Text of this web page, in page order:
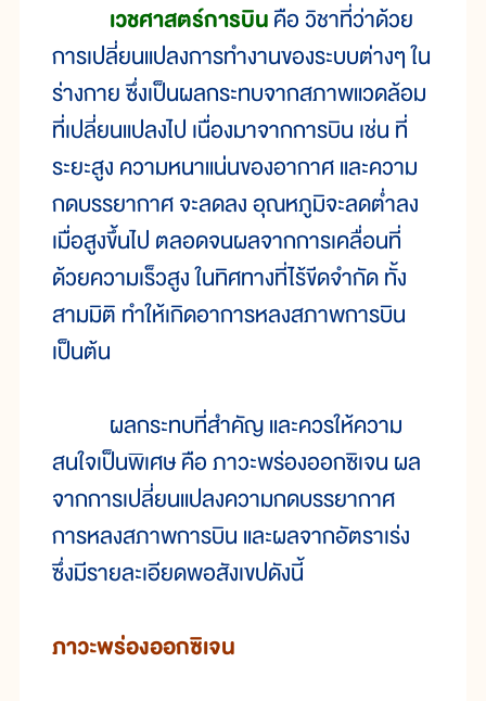
เวชศาสตร์การบินคือ วิชาที่ว่าด้วย
การเปลี่ยนแปลงการทำงานของระบบต่างๆ ใน
ร่างกาย ซึ่งเป็นผลกระทบจากสภาพแวดล้อม
ที่เปลี่ยนแปลงไป เนื่องมาจากการบิน เช่น ที่
ระยะสูง ความหนาแน่นของอากาศ และความ
กดบรรยากาศ จะลดลง อุณหภูมิจะลดต่ำลง
เมื่อสูงขึ้นไป ตลอดจนผลจากการเคลื่อนที่
ด้วยความเร็วสูง ในทิศทางที่ไร้ขีดจำกัด ทั้ง
สามมิติ ทำให้เกิดอาการหลงสภาพการบิน
เป็นต้น
ผลกระทบที่สำคัญ และควรให้ความ
สนใจเป็นพิเศษ คือ ภาวะพร่องออกซิเจน ผล
จากการเปลี่ยนแปลงความกดบรรยากาศ
การหลงสภาพการบิน และผลจากอัตราเร่ง
ซึ่งมีรายละเอียดพอสังเขปดังนี้
ภาวะพร่องออกซิเจน